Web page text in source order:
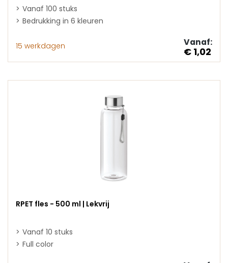
Vanaf 100 stuks
Bedrukking in 6 kleuren
15 werkdagen Vanaf:
€ 1,02
RPET fles - 500 ml | Lekvrij
Vanaf 10 stuks
Full color